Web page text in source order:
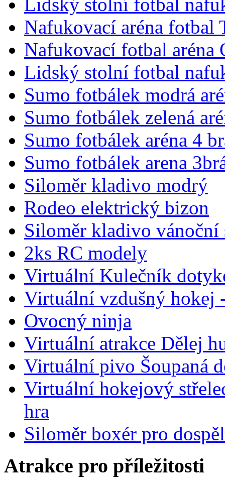
Nafukovací aréna fotbal
Nafukovací fotbal aréna
Lidský stolní fotbal
Sumo fotbálek modrá
Sumo fotbálek zelená
Sumo fotbálek aréna 4
Sumo fotbálek arena
Siloměr kladivo modrý
Rodeo elektrický bizon
Siloměr kladivo vánoční
2ks RC modely
Virtuální Kulečník
Virtuální vzdušný hokej
Ovocný ninja
Virtuální atrakce Dělej
Virtuální pivo Šoupaná
Virtuální hokejový
hra
Siloměr boxér pro
Atrakce pro příležitosti